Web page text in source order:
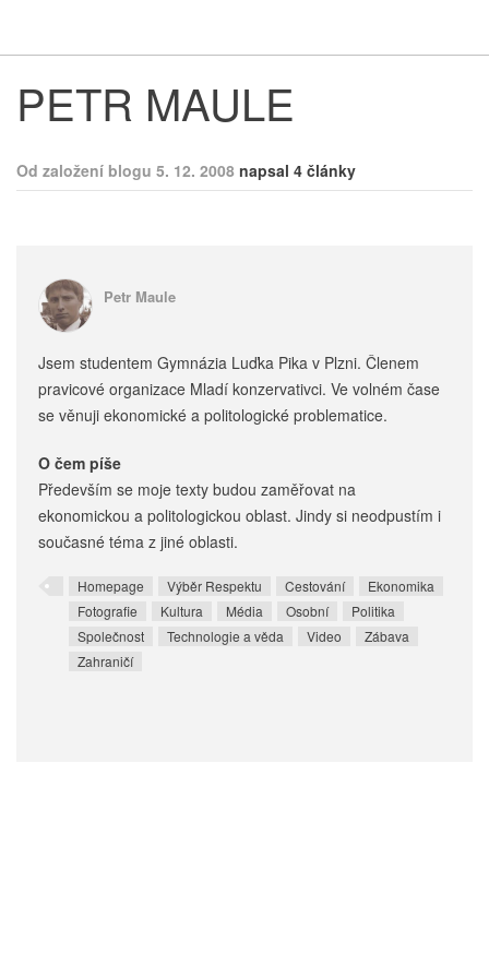
PETR MAULE
Od založení blogu 5. 12. 2008 napsal 4 články
Petr Maule
Jsem studentem Gymnázia Luďka Pika v Plzni. Členem
pravicové organizace Mladí konzervativci. Ve volném čase
se věnuji ekonomické a politologické problematice.
O čem píše
Především se moje texty budou zaměřovat na
ekonomickou a politologickou oblast. Jindy si neodpustím i
současné téma z jiné oblasti.
Homepage Výběr Respektu Cestování
Ekonomika
Fotografie
Kultura Média Osobní
Politika
Společnost
Technologie a věda Video
Zábava
Zahraničí